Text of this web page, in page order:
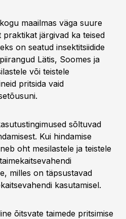
maailmas väga suure
järgivad ka teised
on seatud insektitsiidide
Lätis, Soomes ja
või teistele
pritsida vaid
sõltuvad
Kui hindamise
oht mesilastele ja teistele
milles on täpsustavad
kasutamisel.
õitsvate taimede pritsimise